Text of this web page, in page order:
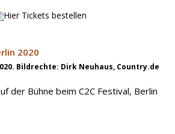
Music Hot News – 2. August 2026: Dolly
& The Hollywood Hillbillies
neues Album mit „Better Days
Bildrechte: Dirk Neuhaus, Country.de
der Bühne beim C2C Festival, Berlin